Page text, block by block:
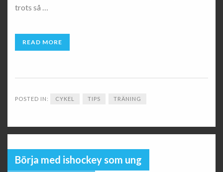
trots så …
READ MORE
POSTED IN: CYKEL TIPS TRÄNING
Börja med ishockey som ung